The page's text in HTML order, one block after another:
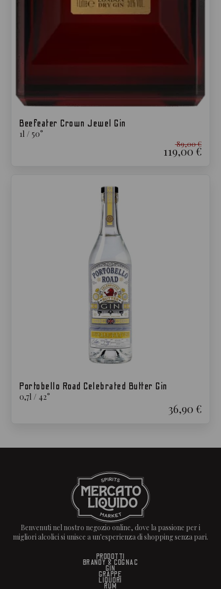
Beefeater Crown Jewel Gin
1l / 50°
89,00 €
119,00 €
Portobello Road Celebrated Butter Gin
0,7l / 42°
36,90 €
Benvenuti nel nostro negozio online, dove la passione per i
migliori alcolici si unisce a un'esperienza di shopping senza pari.
PRODOTTI
BRANDY & COGNAC
GIN
GRAPPE
LIQUORI
RUM